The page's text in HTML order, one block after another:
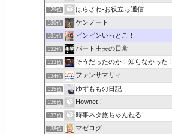
129位 はらさわ-お役立ち通信
130位 ケンノート
131位 ビンビンいっとこ！
132位 パート主夫の日常
133位 そうだったのか！知らなかった！
134位 ファンサマリィ
135位 ゆずももの日記
136位 Hownet！
137位 時事ネタ旅ちゃんねる
138位 マゼログ